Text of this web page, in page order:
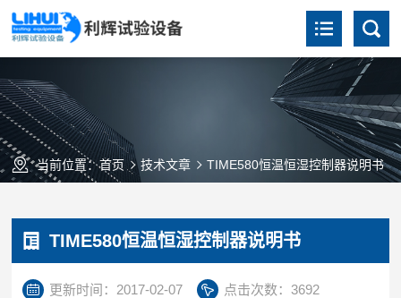
当前位置：首页 技术文章 TIME580恒温恒湿控制器说明书
TIME580恒温恒湿控制器说明书
更新时间：2017-02-07 点击次数：3692